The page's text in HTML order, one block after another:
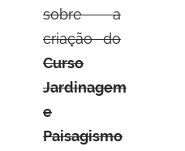
sobre a
criação do
Curso
Jardinagem
e
Paisagismo